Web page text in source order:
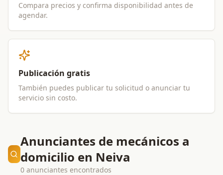
Compara precios y confirma disponibilidad antes de
agendar.
Publicación gratis
También puedes publicar tu solicitud o anunciar tu
servicio sin costo.
Anunciantes de mecánicos a
domicilio en Neiva
0 anunciantes encontrados